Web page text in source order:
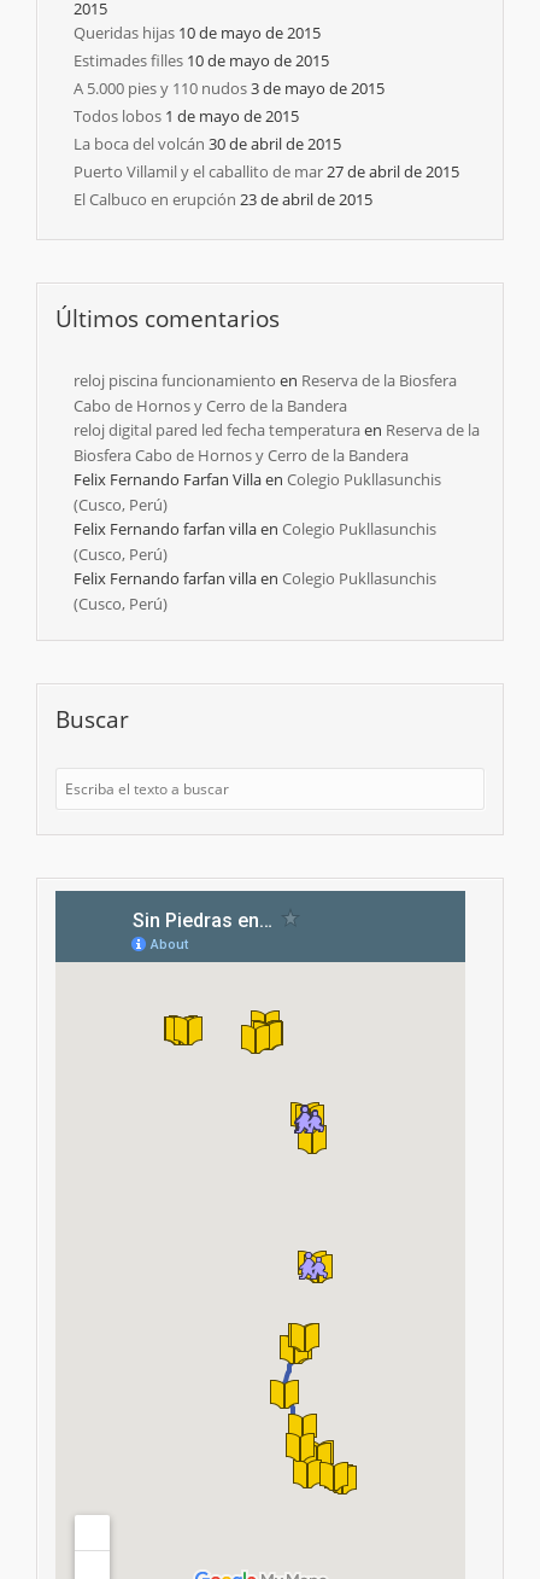
2015
Queridas hijas 10 de mayo de 2015
Estimades filles 10 de mayo de 2015
A 5.000 pies y 110 nudos3 de mayo de 2015
Todos lobos 1 de mayo de 2015
La boca del volcán 30 de abril de 2015
Puerto Villamil y el caballito de mar27 de abril de 2015
El Calbuco en erupción 23 de abril de 2015
Últimos comentarios
reloj piscina funcionamiento en Reserva de la Biosfera
Cabo de Hornos y Cerro de la Bandera
reloj digital pared led fecha temperaturaen Reserva de la
Biosfera Cabo de Hornos y Cerro de la Bandera
Felix Fernando Farfan Villaen Colegio Pukllasunchis
(Cusco, Perú)
Felix Fernando farfan villaen Colegio Pukllasunchis
(Cusco, Perú)
Felix Fernando farfan villaen Colegio Pukllasunchis
(Cusco, Perú)
Buscar